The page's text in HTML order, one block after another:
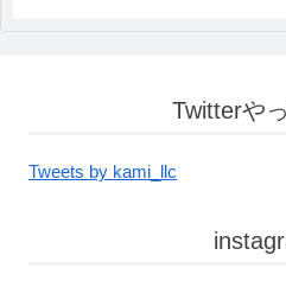
Twitterや
Tweets by kami_llc